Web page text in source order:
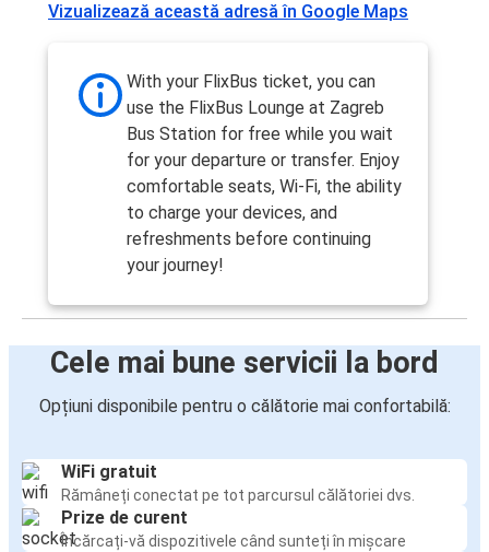
Vizualizează această adresă în Google Maps
With your FlixBus ticket, you can
use the FlixBus Lounge at Zagreb
Bus Station for free while you wait
for your departure or transfer. Enjoy
comfortable seats, Wi-Fi, the ability
to charge your devices, and
refreshments before continuing
your journey!
Cele mai bune servicii la bord
Opțiuni disponibile pentru o călătorie mai confortabilă:
WiFi gratuit
Rămâneți conectat pe tot parcursul călătoriei dvs.
Prize de curent
Încărcați-vă dispozitivele când sunteți în mișcare